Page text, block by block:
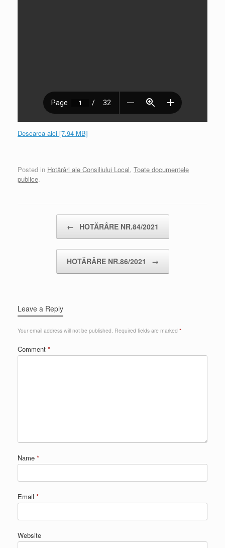
Descarca aici [7.94 MB]
Posted in Hotărâri ale Consiliului Local, Toate documentele
publice.
← HOTĂRÂRE NR.84/2021
HOTĂRÂRE NR.86/2021 →
Leave a Reply
Your email address will not be published. Required fields are marked *
Comment *
Name *
Email *
Website